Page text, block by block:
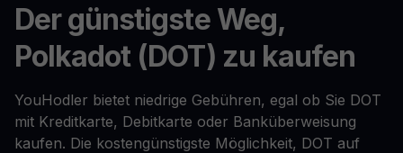
Der günstigste Weg,
Polkadot (DOT) zu kaufen
YouHodler bietet niedrige Gebühren, egal ob Sie DOT
mit Kreditkarte, Debitkarte oder Banküberweisung
kaufen. Die kostengünstigste Möglichkeit, DOT auf